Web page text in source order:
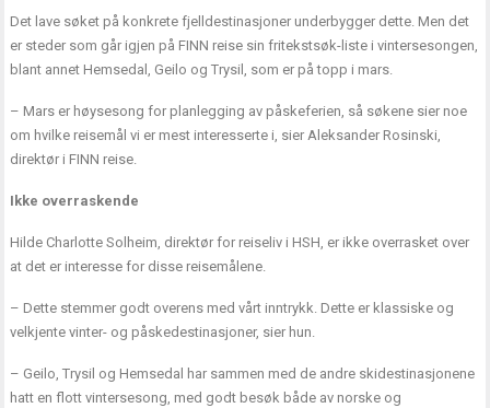
Det lave søket på konkrete fjelldestinasjoner underbygger dette. Men det
er steder som går igjen på FINN reise sin fritekstsøk-liste i vintersesongen,
blant annet Hemsedal, Geilo og Trysil, som er på topp i mars.
– Mars er høysesong for planlegging av påskeferien, så søkene sier noe
om hvilke reisemål vi er mest interesserte i, sier Aleksander Rosinski,
direktør i FINN reise.
Ikke overraskende
Hilde Charlotte Solheim, direktør for reiseliv i HSH, er ikke overrasket over
at det er interesse for disse reisemålene.
– Dette stemmer godt overens med vårt inntrykk. Dette er klassiske og
velkjente vinter- og påskedestinasjoner, sier hun.
– Geilo, Trysil og Hemsedal har sammen med de andre skidestinasjonene
hatt en flott vintersesong, med godt besøk både av norske og